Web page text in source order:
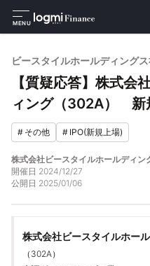
MENU
ビースタイルホールディング
【質疑応答】株式会
ィング（302A） 新
# その他 # IPO(新規上場)
株式会社ビースタイルホールディン
開催日 2024/12/27
公開日 2025/01/06
株式会社ビースタイルホー
（ 302A）